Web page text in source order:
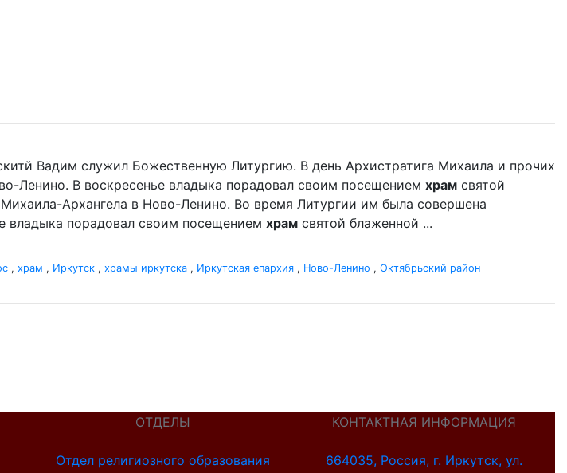
Вадим служил Божественную Литургию. В день Архистратига Михаила и прочих
Ленино. В воскресенье владыка порадовал своим посещением храм святой
Михаила-Архангела в Ново-Ленино. Во время Литургии им была совершена
владыка порадовал своим посещением храм святой блаженной ...
, храм , Иркутск , храмы иркутска , Иркутская епархия , Ново-Ленино , Октябрьский район
ОТДЕЛЫ
Отдел религиозного образования
КОНТАКТНАЯ ИНФОРМАЦИЯ
664035, Россия, г. Иркутск, ул.